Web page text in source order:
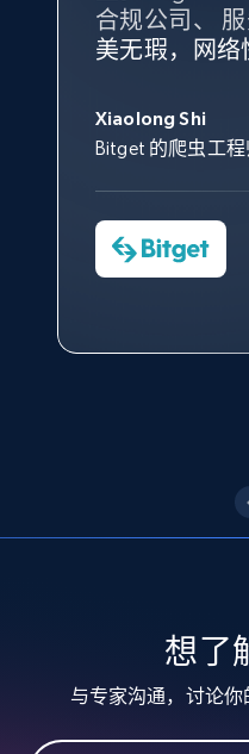
Title, Seller name,
price, Currency,
more.
2.1K+ 375+
URL, Product id,
price, and more.
Etsy - Collect data
price, and more.
1.9K+ 323+
合规公司、 服
美无瑕，网络
Xiaolong Shi
Bitget 的爬虫工
Bright Data
设施，助您持
帮助您轻松绕
（CAPTCHA
数据科学专家
根据我的使用
的服务价值不
共网络数据以
其支持团队和
Charmagne Cruz
—— Shopee
方。
tgndata 的首席执
我们对 Bright
象深刻，对整
沟通，他的协
助。
Convert Group 的
我们对与
到非常满意。
服务和支持团
想了
与专家沟通，讨论你